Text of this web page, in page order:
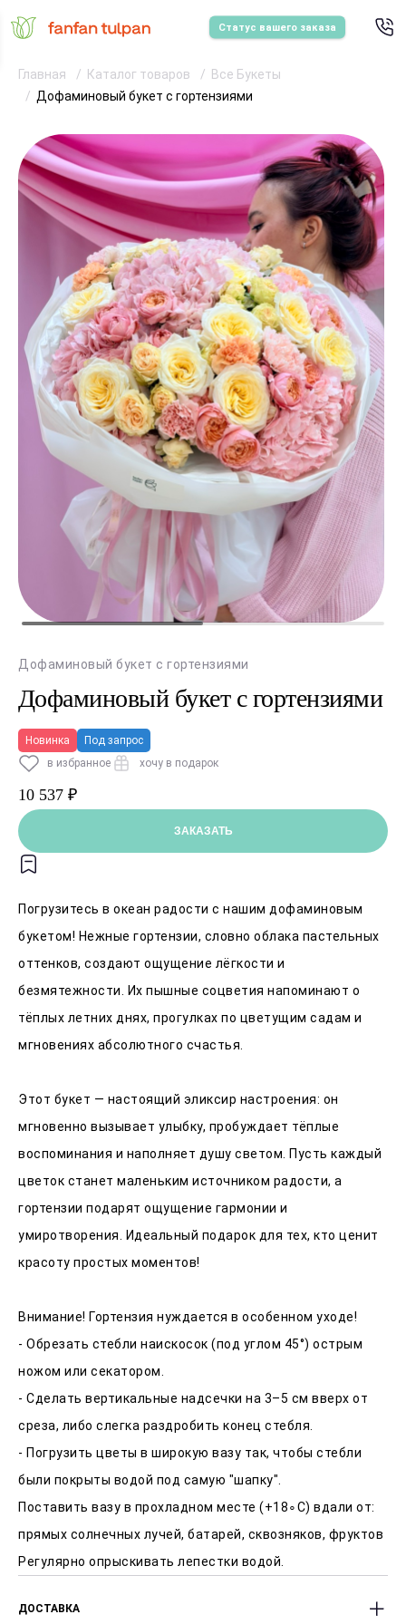
Статус вашего заказа
Главная Каталог товаров
Все Букеты
Дофаминовый букет с гортензиями
Дофаминовый букет с гортензиями
Дофаминовый букет с гортензиями
Новинка
Под запрос
в избранное
хочу в подарок
10 537 ₽
ЗАКАЗАТЬ
Погрузитесь в океан радости с нашим дофаминовым
букетом! Нежные гортензии, словно облака пастельных
оттенков, создают ощущение лёгкости и
безмятежности. Их пышные соцветия напоминают о
тёплых летних днях, прогулках по цветущим садам и
мгновениях абсолютного счастья.
Этот букет — настоящий эликсир настроения: он
мгновенно вызывает улыбку, пробуждает тёплые
воспоминания и наполняет душу светом. Пусть каждый
цветок станет маленьким источником радости, а
гортензии подарят ощущение гармонии и
умиротворения. Идеальный подарок для тех, кто ценит
красоту простых моментов!
Внимание! Гортензия нуждается в особенном уходе!
- Обрезать стебли наискосок (под углом 45°) острым
ножом или секатором.
- Сделать вертикальные надсечки на 3–5 см вверх от
среза, либо слегка раздробить конец стебля.
- Погрузить цветы в широкую вазу так, чтобы стебли
были покрыты водой под самую "шапку".
Поставить вазу в прохладном месте (+18∘C) вдали от:
прямых солнечных лучей, батарей, сквозняков, фруктов
Регулярно опрыскивать лепестки водой.
ДОСТАВКА